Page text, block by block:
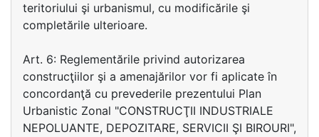
teritoriului şi urbanismul, cu modificările şi
completările ulterioare.
Art. 6: Reglementările privind autorizarea
construcţiilor şi a amenajărilor vor fi aplicate în
concordanţă cu prevederile prezentului Plan
Urbanistic Zonal "CONSTRUCŢII INDUSTRIALE
NEPOLUANTE, DEPOZITARE, SERVICII ŞI BIROURI",